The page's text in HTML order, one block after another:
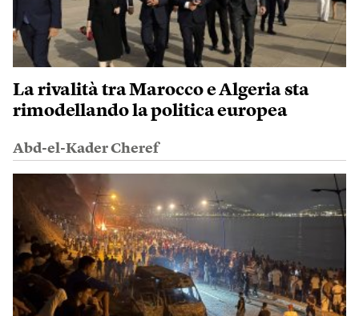
La rivalità tra Marocco e Algeria sta
rimodellando la politica europea
Abd-el-Kader Cheref